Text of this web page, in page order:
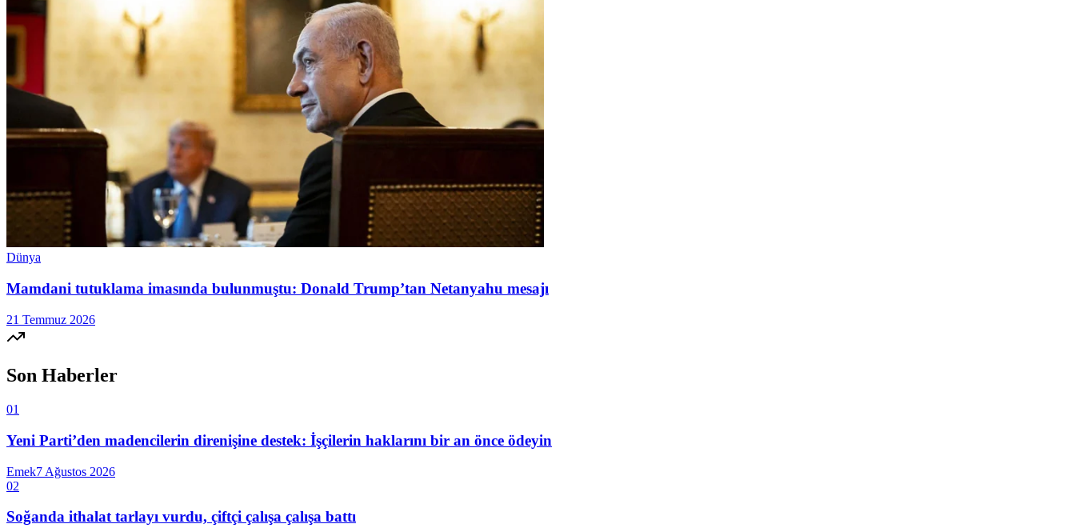
Dünya
Mamdani tutuklama imasında bulunmuştu: Donald Trump’tan Netanyahu mesajı
21 Temmuz 2026
Son Haberler
01
Yeni Parti’den madencilerin direnişine destek: İşçilerin haklarını bir an önce ödeyin
Emek7 Ağustos 2026
02
Soğanda ithalat tarlayı vurdu, çiftçi çalışa çalışa battı